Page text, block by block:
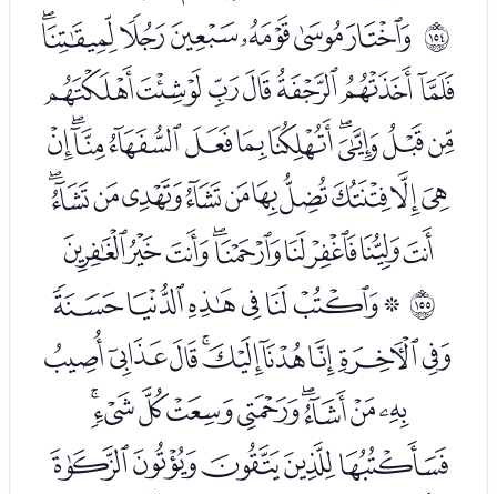
ﲙ ﯛﯜﯝﯞﯟﯠﯡ
ﯢﯣﯤﯥﯦﯧﯨﯩ
ﯪﯫﯬﯭﯮﯯﯰﯱﯲﯳﯴ
ﯵﯶﯷﯸﯹﯺﯻﯼﯽﯾﯿ
ﰀﰁﰂﰃﰄﰅﰆﰇﰈ
ﲚﭑﭒﭓﭔﭕﭖﭗ
ﭘﭙﭚﭛﭜﭝﭞﭟﭠ
ﭡﭢﭣﭤﭥﭦﭧﭨﭩ
ﭪﭫﭬﭭﭮ